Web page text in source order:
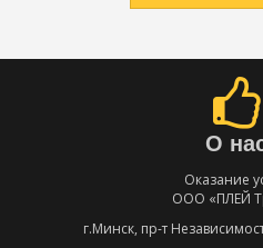
О
Оказание
ООО «ПЛЕЙ
г.Минск, пр-т